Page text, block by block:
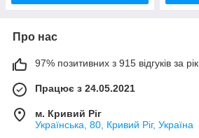
Про нас
97% позитивних з 915 відгуків за рік
Працює з 24.05.2021
м. Кривий Ріг
Українська, 80, Кривий Ріг, Україна